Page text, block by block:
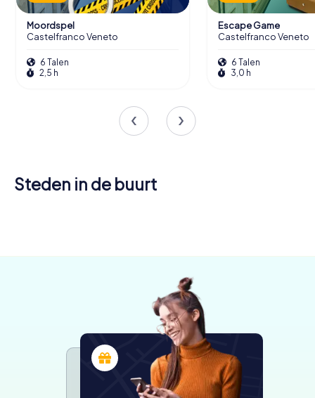
Moordspel
Castelfranco Veneto
6 Talen
2,5 h
Escape Game
Castelfranco Veneto
6 Talen
3,0 h
Steden in de buurt